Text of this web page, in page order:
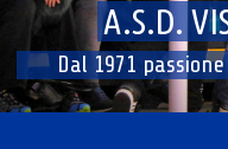
A.S.D.
Dal 1971